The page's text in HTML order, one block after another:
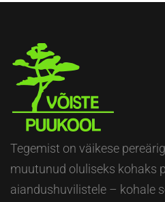
Tegemist on väikese
muutunud oluliseks kohaks
aiandushuvilistele – kohale